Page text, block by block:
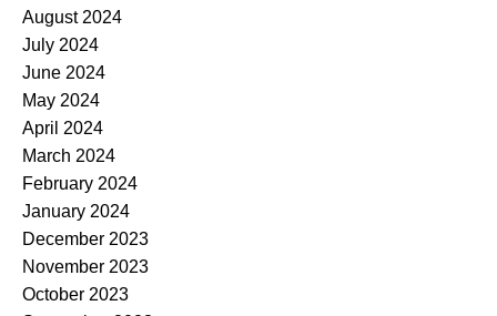
August 2024
July 2024
June 2024
May 2024
April 2024
March 2024
February 2024
January 2024
December 2023
November 2023
October 2023